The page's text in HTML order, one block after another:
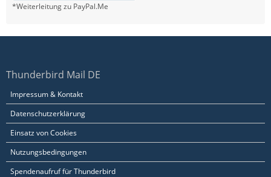
*Weiterleitung zu PayPal.Me
Thunderbird Mail DE
Impressum & Kontakt
Datenschutzerklärung
Einsatz von Cookies
Nutzungsbedingungen
Spendenaufruf für Thunderbird